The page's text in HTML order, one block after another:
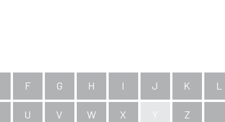
F G H I J K L
U V W X Y Z